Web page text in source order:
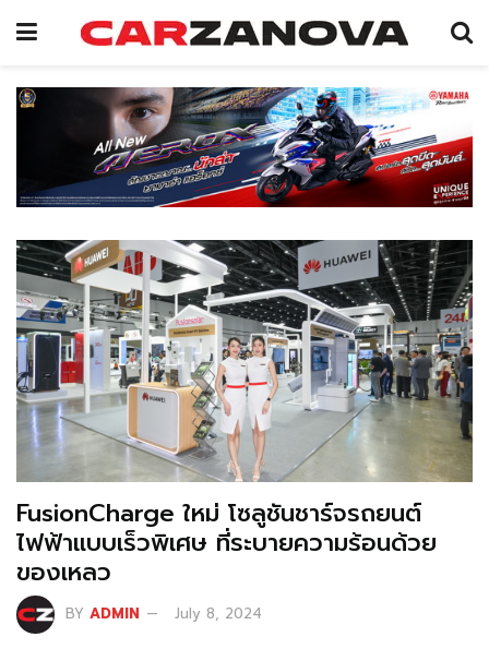
FusionCharge ใหม่ โซลูชันชาร์จรถยนต์
ไฟฟ้าแบบเร็วพิเศษ ที่ระบายความร้อนด้วย
ของเหลว
BY ADMIN July 8, 2024